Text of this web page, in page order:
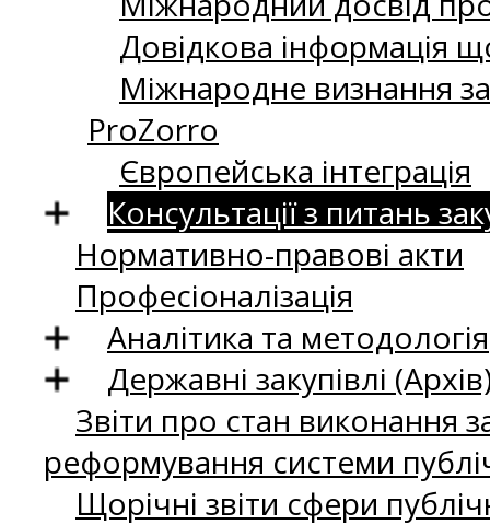
Довідкова інформація
Міжнародне визнання
ProZorro
Європейська інтеграція
Консультації з питань
Нормативно-правові акти
Професіоналізація
Аналітика та методологія
Державні закупівлі
Звіти про стан виконання
реформування системи
Щорічні звіти сфери